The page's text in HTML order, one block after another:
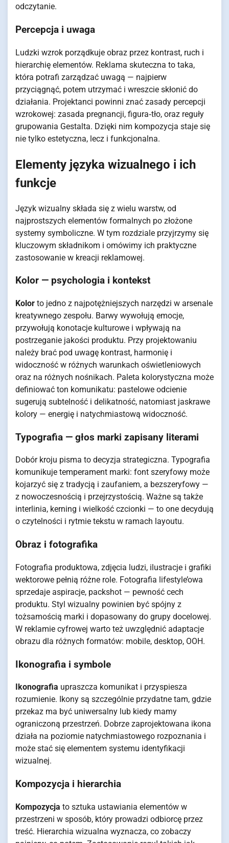
odczytanie.
Percepcja i uwaga
Ludzki wzrok porządkuje obraz przez kontrast, ruch i
hierarchię elementów. Reklama skuteczna to taka,
która potrafi zarządzać uwagą — najpierw
przyciągnąć, potem utrzymać i wreszcie skłonić do
działania. Projektanci powinni znać zasady percepcji
wzrokowej: zasada pregnancji, figura‑tło, oraz reguły
grupowania Gestalta. Dzięki nim kompozycja staje się
nie tylko estetyczna, lecz i funkcjonalna.
Elementy języka wizualnego i ich
funkcje
Język wizualny składa się z wielu warstw, od
najprostszych elementów formalnych po złożone
systemy symboliczne. W tym rozdziale przyjrzymy się
kluczowym składnikom i omówimy ich praktyczne
zastosowanie w kreacji reklamowej.
Kolor — psychologia i kontekst
Kolor to jedno z najpotężniejszych narzędzi w arsenale
kreatywnego zespołu. Barwy wywołują emocje,
przywołują konotacje kulturowe i wpływają na
postrzeganie jakości produktu. Przy projektowaniu
należy brać pod uwagę kontrast, harmonię i
widoczność w różnych warunkach oświetleniowych
oraz na różnych nośnikach. Paleta kolorystyczna może
definiować ton komunikatu: pastelowe odcienie
sugerują subtelność i delikatność, natomiast jaskrawe
kolory — energię i natychmiastową widoczność.
Typografia — głos marki zapisany literami
Dobór kroju pisma to decyzja strategiczna. Typografia
komunikuje temperament marki: font szeryfowy może
kojarzyć się z tradycją i zaufaniem, a bezszeryfowy —
z nowoczesnością i przejrzystością. Ważne są także
interlinia, kerning i wielkość czcionki — to one decydują
o czytelności i rytmie tekstu w ramach layoutu.
Obraz i fotografika
Fotografia produktowa, zdjęcia ludzi, ilustracje i grafiki
wektorowe pełnią różne role. Fotografia lifestyle’owa
sprzedaje aspiracje, packshot — pewność cech
produktu. Styl wizualny powinien być spójny z
tożsamością marki i dopasowany do grupy docelowej.
W reklamie cyfrowej warto też uwzględnić adaptacje
obrazu dla różnych formatów: mobile, desktop, OOH.
Ikonografia i symbole
Ikonografia upraszcza komunikat i przyspiesza
rozumienie. Ikony są szczególnie przydatne tam, gdzie
przekaz ma być uniwersalny lub kiedy mamy
ograniczoną przestrzeń. Dobrze zaprojektowana ikona
działa na poziomie natychmiastowego rozpoznania i
może stać się elementem systemu identyfikacji
wizualnej.
Kompozycja i hierarchia
Kompozycja to sztuka ustawiania elementów w
przestrzeni w sposób, który prowadzi odbiorcę przez
treść. Hierarchia wizualna wyznacza, co zobaczy